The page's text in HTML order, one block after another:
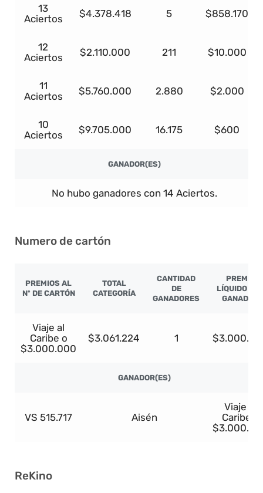
13
Aciertos
$4.378.418 5 $858.170
12
Aciertos
$2.110.000 211 $10.000
11
Aciertos
$5.760.000 2.880 $2.000
10
Aciertos
$9.705.000 16.175 $600
GANADOR(ES)
No hubo ganadores con 14 Aciertos.
Numero de cartón
PREMIOS AL
Nº DE CARTÓN
TOTAL
CATEGORÍA
CANTIDAD
DE
GANADORES
PREMIO
LÍQUIDO
GANADOR
Viaje al
Caribe o
$3.000.000
$3.061.224 1
GANADOR(ES)
VS 515.717 Aisén
Viaje al
Caribe o
ReKino